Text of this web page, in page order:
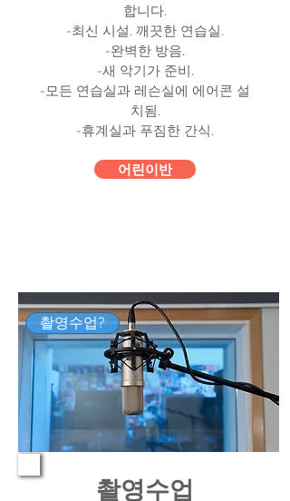
합니다.
-최신 시설. 깨끗한 연습실.
-완벽한 방음.
-새 악기가 준비.
-모든 연습실과 레슨실에 에어콘 설
치됨.
​-휴계실과 푸짐한 간식.
어린이반
촬영수업?
촬영수업